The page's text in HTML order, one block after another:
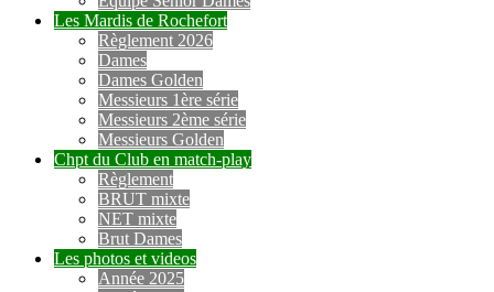
Les Mardis de Rochefort
Règlement 2026
Dames
Dames Golden
Messieurs 1ère série
Messieurs 2ème série
Messieurs Golden
Chpt du Club en match-play
Règlement
BRUT mixte
NET mixte
Brut Dames
Les photos et videos
Année 2025